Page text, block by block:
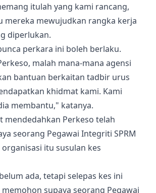
itulah yang kami rancang,
mereka mewujudkan rangka kerja
diperlukan.
perkara ini boleh berlaku.
malah mana-mana agensi
bantuan berkaitan tadbir urus
khidmat kami. Kami
membantu," katanya.
mendedahkan Perkeso telah
seorang Pegawai Integriti SPRM
itu susulan kes
ada, tetapi selepas kes ini
supaya seorang Pegawai